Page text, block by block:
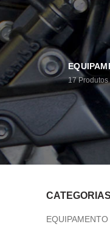
17 Produtos
CATEGORIAS
EQUIPAMENTO